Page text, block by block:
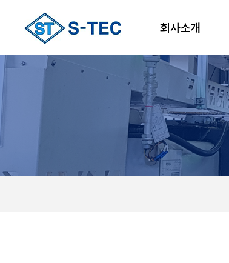
회사소개